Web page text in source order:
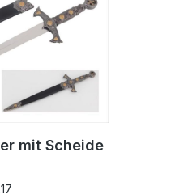
mit Scheide